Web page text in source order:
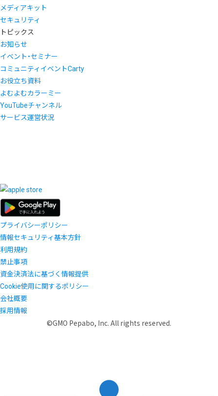
メディアキット
セキュリティ
トピックス
お知らせ
イベント・セミナー
コミュニティイベントCarty
お役立ち資料
よむよむカラーミー
YouTubeチャンネル
サービス運営状況
プライバシーポリシー
情報セキュリティ基本方針
利用規約
禁止事項
資金決済法に基づく情報提供
Cookie使用に関するポリシー
会社概要
採用情報
©GMO Pepabo, Inc. All rights reserved.